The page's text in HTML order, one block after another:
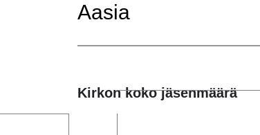
Aasia
Kirkon koko jäsenmäärä